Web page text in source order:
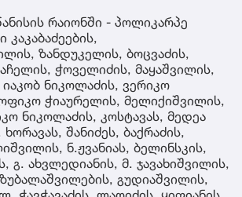
რაიონში - პოლიკარპე
კაკაბაძეების,
ზანდუკელის, ბოცვაძის,
ჭოველიძის, მაყაშვილის,
ნიკოლაძის, ვერიკო
ჭიაურელის, მელიქიშვილის,
ნიკოლაძის, კოსტავას, მედეა
შანიძეს, ბაქრაძის,
ნ.ჟვანიას, ბელინსკის,
გ. ახვლედიანის, მ. ჯავახიშვილის,
გუდიაშვილის,